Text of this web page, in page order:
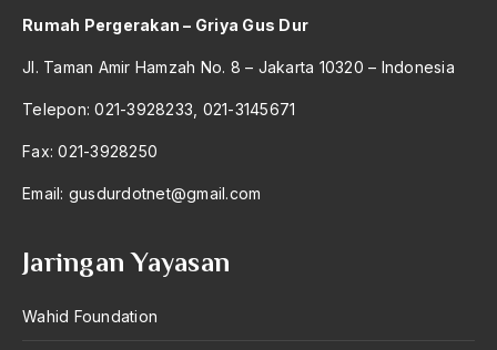
Aparat Keamanan
APEC
Apel Akbar NU
APRI
Ar-Raniry
arabisasi
arafat
Rumah Pergerakan – Griya Gus Dur
Jl. Taman Amir Hamzah No. 8 – Jakarta 10320 – Indonesia
Telepon: 021-3928233, 021-3145671
Fax: 021-3928250
Email: gusdurdotnet@gmail.com
Jaringan Yayasan
Wahid Foundation